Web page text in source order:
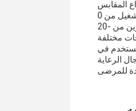
وعلاوة على ذلك، فإن نطاق درجة حرارة التشغيل من 0 °C-40 °C يسمح لها بالعمل بشكل مثالي في معظم البيئات السريرية دون خطر الإفراط في
الحرارة.نطاق درجة حرارة التخزين من -20 °C-85 °C يعني أنه يمكن تخزينها بأمان في مجموعة متنوعة من الظروف دون المساس بسلامتها أو أدائهاهذه
يستخدم في
الرعاية